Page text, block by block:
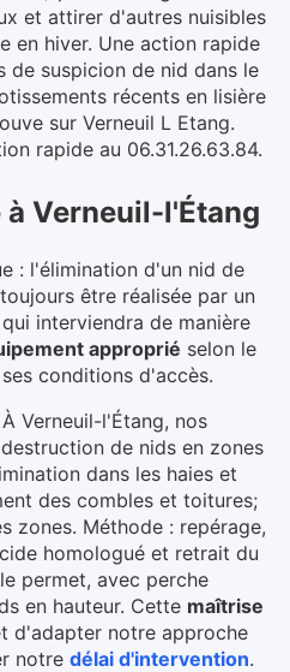
et attirer d'autres nuisibles
en hiver. Une action rapide
de suspicion de nid dans le
récents en lisière
sur Verneuil L Etang.
rapide au 06.31.26.63.84.
à Verneuil-l'Étang
: l'élimination d'un nid de
être réalisée par un
qui interviendra de manière
approprié selon le
conditions d'accès.
À Verneuil-l'Étang, nos
de nids en zones
dans les haies et
des combles et toitures;
zones. Méthode : repérage,
homologué et retrait du
permet, avec perche
en hauteur. Cette maîtrise
d'adapter notre approche
notre délai d'intervention.